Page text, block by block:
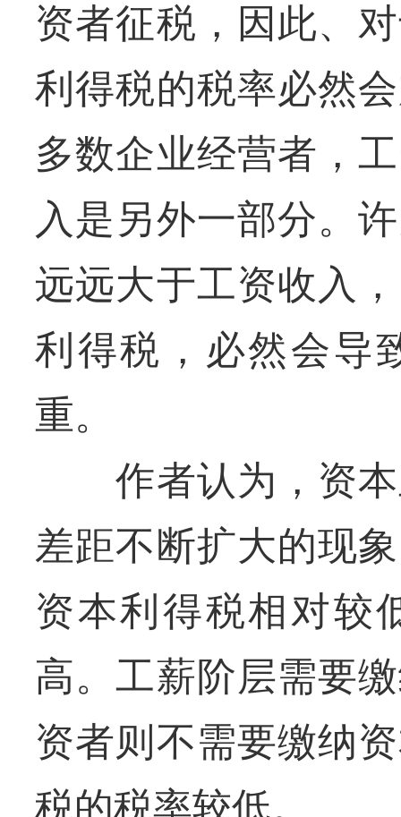
资者征税，因此、
利得税的税率必然
多数企业经营者，
入是另外一部分。
远远大于工资收入
利得税，必然会导
重。
作者认为，资本
差距不断扩大的现
资本利得税相对较
高。工薪阶层需要
资者则不需要缴纳
税的税率较低。